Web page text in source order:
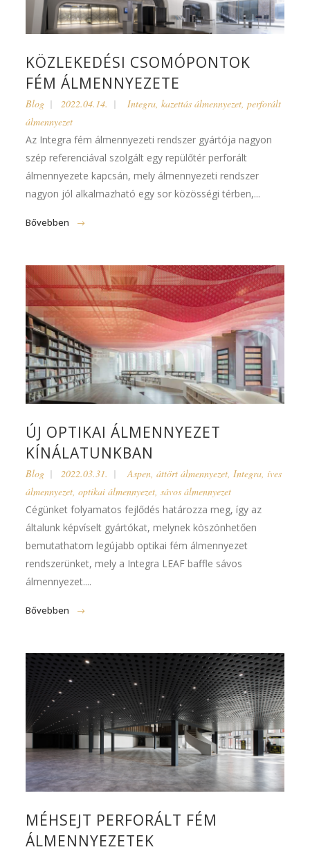
KÖZLEKEDÉSI CSOMÓPONTOK
FÉM ÁLMENNYEZETE
Blog 2022.04.14. Integra,kazettás álmennyezet,perforált
álmennyezet
Az Integra fém álmennyezeti rendszer gyártója nagyon
szép referenciával szolgált egy repülőtér perforált
álmennyezete kapcsán, mely álmennyezeti rendszer
nagyon jól alkalmazható egy sor közösségi térben,...
Bővebben
ÚJ OPTIKAI ÁLMENNYEZET
KÍNÁLATUNKBAN
Blog 2022.03.31. Aspen,áttört álmennyezet,Integra,íves
álmennyezet,optikai álmennyezet,sávos álmennyezet
Cégünket folyamatos fejlődés határozza meg, így az
általunk képvíselt gyártókat, melynek köszönhetően
bemutathatom legújabb optikai fém álmennyezet
rendszerünket, mely a Integra LEAF baffle sávos
álmennyezet....
Bővebben
MÉHSEJT PERFORÁLT FÉM
ÁLMENNYEZETEK